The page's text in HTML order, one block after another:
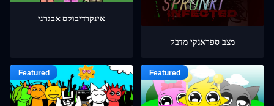
אינקרדיבוקס אבגרני
מצב ספראנקי מדבק